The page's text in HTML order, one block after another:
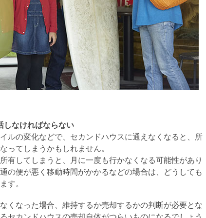
しなければならない
ルの変化などで、セカンドハウスに通えなくなると、所
ってしまうかもしれません。
有してしまうと、月に一度も行かなくなる可能性があり
の便が悪く移動時間がかかるなどの場合は、どうしても
す。
くなった場合、維持するか売却するかの判断が必要とな